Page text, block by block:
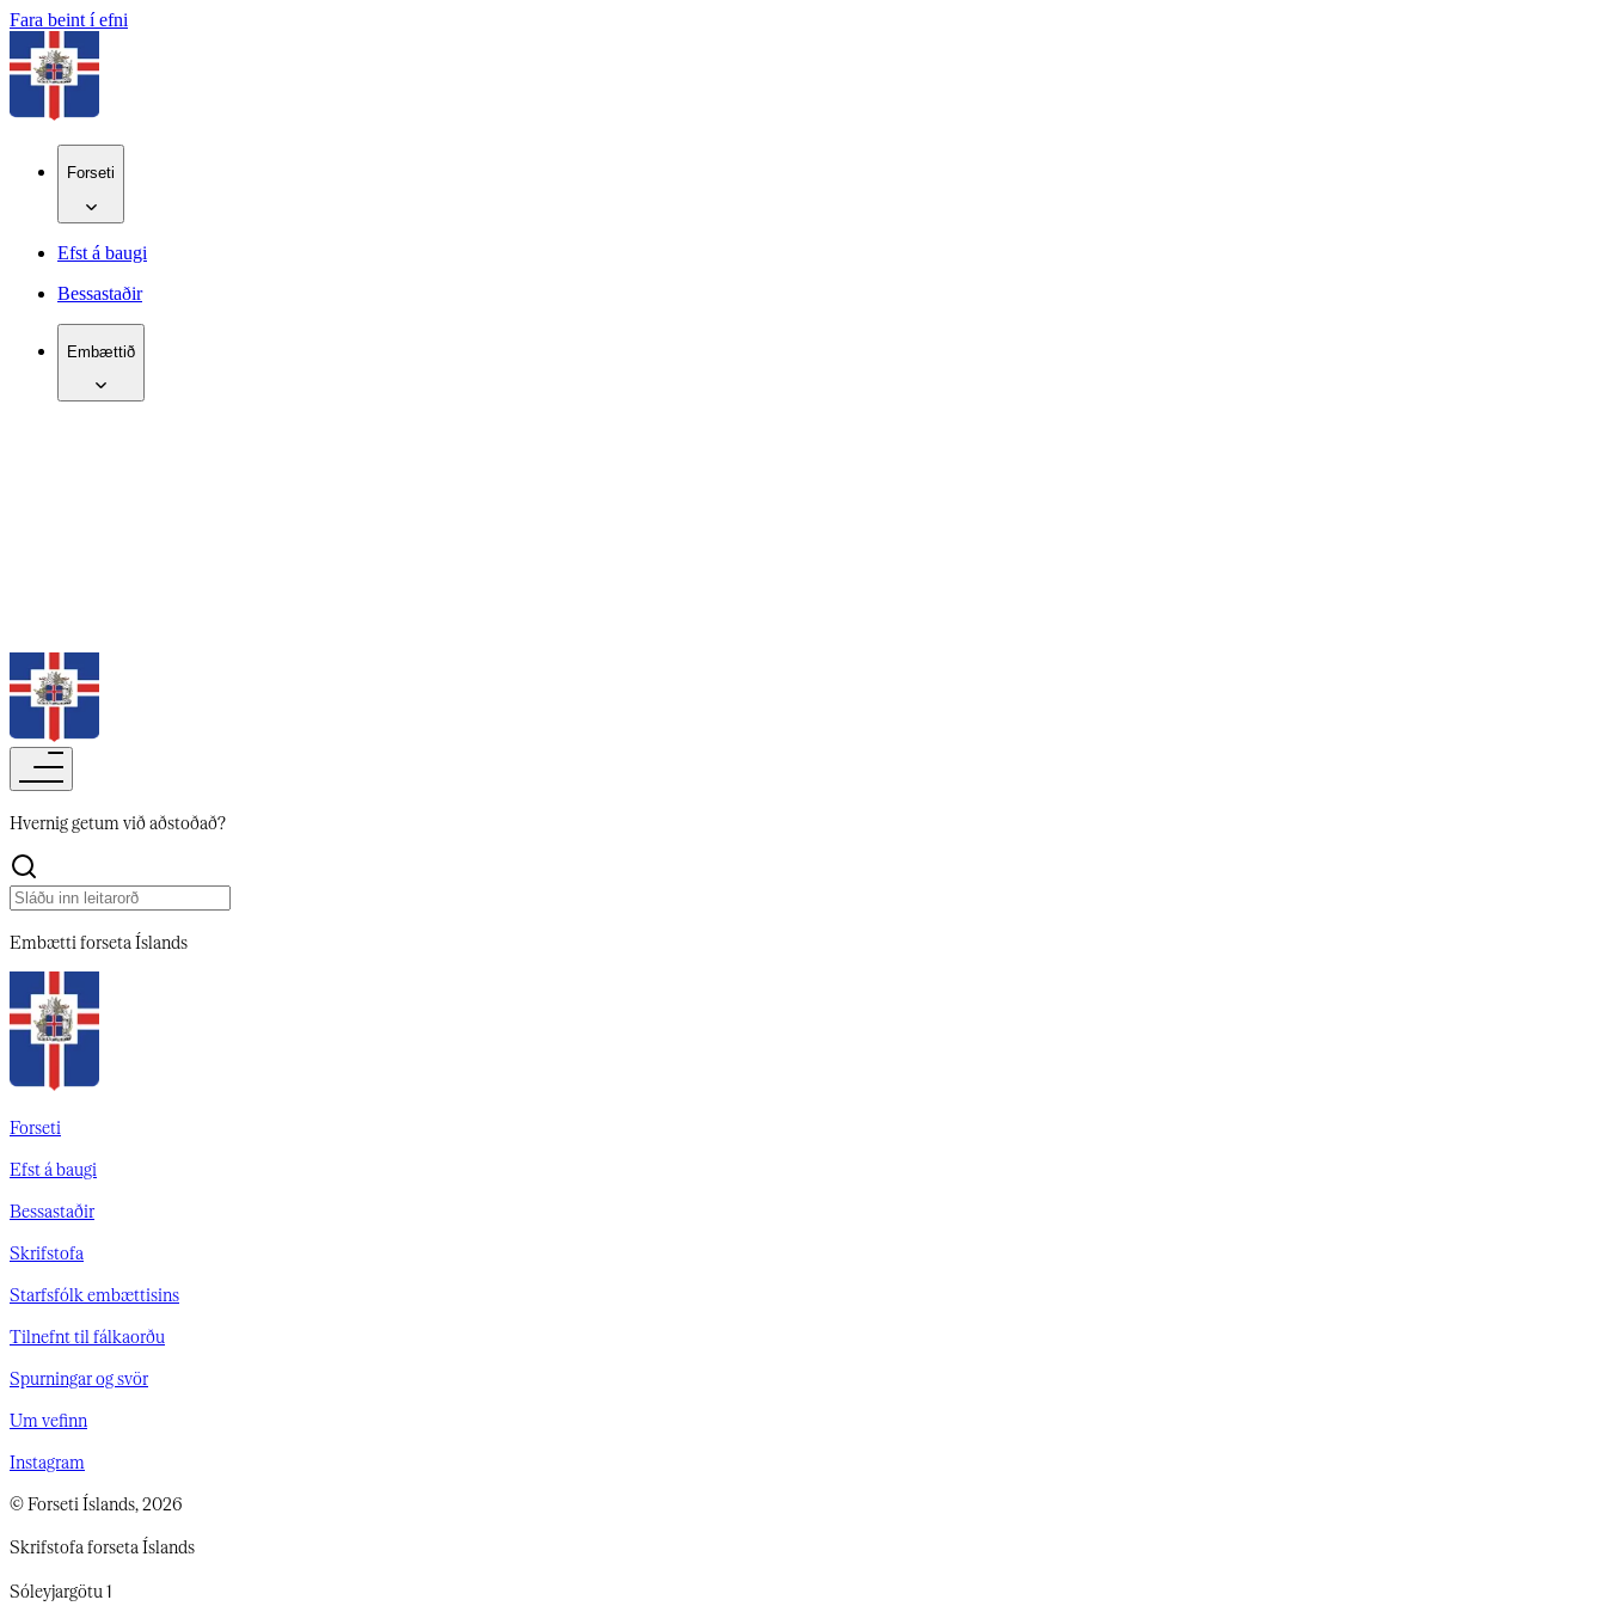
Fara beint í efni
Forseti
Efst á baugi
Bessastaðir
Embættið
Hvernig getum við aðstoðað?​​​​‌ ‍ ​‍​‍‌‍ ‌ ​‍‌‍‍‌‌‍‌ ‌‍‍‌‌‍ ‍​‍​‍​ ‍‍​‍​‍‌ ​ ‌‍​‌‌‍ ‍‌‍‍‌‌ ‌​‌ ‍‌​‍ ‍‌‍‍‌‌‍ ​‍​‍​‍ ​​‍​‍‌‍‍​‌ ​‍‌‍‌‌‌‍‌‍​‍​‍​ ‍‍​‍​‍‌‍‍​‌ ‌​‌ ‌​‌ ​​‌ ​ ​‍ ​‍ ‌‍‌‍‌‍ ‌ ​‍‌ ​ ‌‍‌‌‌ ‌​‌‍‍‌​‍ ‌‌‍‍‌‌ ​ ‌‍ ​‌‍​‌‌‍ ‍‌‍‌​‌ ​ ​‍ ‍‌ ‌‍‌‍‌‌‌ ​‍‌‍​ ‌‍‌‌‌‍ ​​‍ ‍‌‍​‌‌ ​​‌ ​​​‍ ‌ ​ ‌ ‌​‌ ‌‌‌‍‌​‌‍‍‌‌‍ ​‍ ‌‍‍‌‌‍ ‍‌ ‌​‌‍‌‌‌‍ ‍‌ ‌​​‍ ‌‍‌‌‌‍‌​‌‍‍‌‌ ‌​​‍ ‌‍ ‌‌‍ ‌‍‌​‌‍‌‌​ ‌‌ ​​‌ ​‍‌‍‌‌‌ ​ ‌‍‌‌‌‍ ‍‌ ‌​‌‍​‌‌ ‌​‌‍‍‌‌‍ ‌‍ ‍​ ‍ ‌‍‍‌‌‍‌​​ ‌‌ ​ ‌‍‌‌‌‍​‌‌ ​‍‌‍​ ‌‍‍​​ ‍ ‌ ‌​‌ ‍‌‌ ​​‌‍‌‌​ ‌‌ ​ ‌‍‌‌‌‍​‌‌ ​‍‌‍​ ‌‍‍​​ ‍ ‌ ​​‌‍​‌‌ ‌​‌‍‍​​ ‌‌ ‌​‌‍‍‌‌ ‌​‌‍ ​‌‍‌‌​ ‌‍​‍‌‍​‌‌ ​ ‌‍‌‌‌‌‌‌‌ ​‍‌‍ ​​ ‌‌‍‍​‌ ‌​‌ ‌​‌ ​​‌ ​ ​‍‌‌​ ​‍‌​‌‍​‍‌‌​ ​‍‌​‌‍‌‍‌‍‌‍ ‌ ​‍‌ ​ ‌‍‌‌‌ ‌​‌‍‍‌​‍ ‌‌‍‍‌‌ ​ ‌‍ ​‌‍​‌‌‍ ‍‌‍‌​‌ ​ ​‍ ‍‌ ‌‍‌‍‌‌‌ ​‍‌‍​ ‌‍‌‌‌‍ ​​‍ ‍‌‍​‌‌ ​​‌ ​​​‍‌‌​ ​‍‌​‌‍‌ ​ ‌ ‌​‌ ‌‌‌‍‌​‌‍‍‌‌‍ ​‍‌‍‌‍‍‌‌‍‌​​ ‌‌ ​ ‌‍‌‌‌‍​‌‌ ​‍‌‍​ ‌‍‍​​‍‌‍‌ ‌​‌ ‍‌‌ ​​‌‍‌‌​ ‌‌ ​ ‌‍‌‌‌‍​‌‌ ​‍‌‍​ ‌‍‍​​‍‌‍‌ ​​‌‍​‌‌ ‌​‌‍‍​​ ‌‌ ‌​‌‍‍‌‌ ‌​‌‍ ​‌‍‌‌​‍‌‍‌ ​​‌‍‌‌‌ ​‍‌ ​ ‌ ​​‌‍‌‌‌‍​ ‌ ‌​‌‍‍‌‌ ‌‍‌‍‌‌​ ‌‌ ​​‌ ‌‌‌‍​‍‌‍ ​‌‍‍‌‌ ​ ‌‍‍​‌‍‌‌‌‍‌​​‍​‍‌ ‌
Embætti forseta Íslands
Forseti
Efst á baugi
Bessastaðir
Skrifstofa
Starfsfólk embættisins
Tilnefnt til fálkaorðu
Spurningar og svör
Um vefinn
Instagram
© Forseti Íslands, 2026
Skrifstofa forseta Íslands
Sóleyjargötu 1